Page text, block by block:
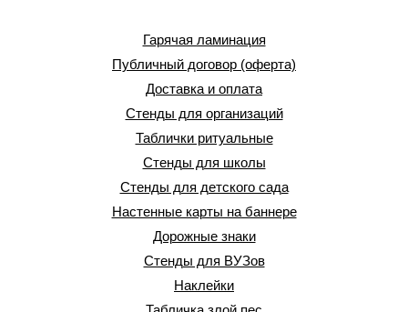
Гарячая ламинация
Публичный договор (оферта)
Доставка и оплата
Стенды для организаций
Таблички ритуальные
Стенды для школы
Стенды для детского сада
Настенные карты на баннере
Дорожные знаки
Стенды для ВУЗов
Наклейки